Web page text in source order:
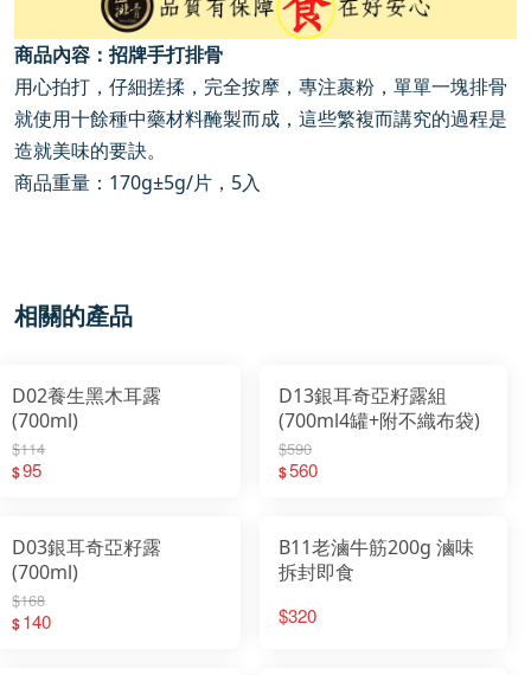
商品內容：招牌手打排骨
用心拍打，仔細搓揉，完全按摩，專注裹粉，單單一塊排骨
就使用十餘種中藥材料醃製而成，這些繁複而講究的過程是
造就美味的要訣。
商品重量： 170g±5g/片， 5入
相關的產品
D02養生黑木耳露
(700ml)
$114
$95
D13銀耳奇亞籽露組
(700ml4罐+附不織布袋)
$590
$560
D03銀耳奇亞籽露
(700ml)
$168
$140
B11老滷牛筋200g 滷味
拆封即食
$320